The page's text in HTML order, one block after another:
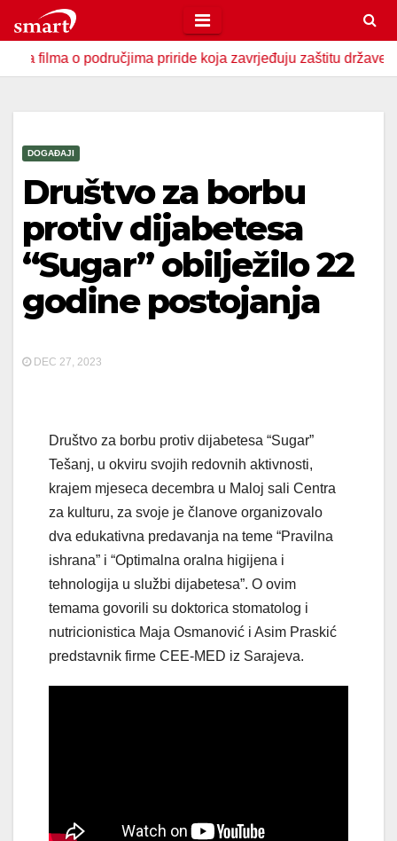
to
content
o područjima priride koja zavrjeđuju zaštitu države U
DOGAĐAJI
Društvo za borbu
protiv dijabetesa
“Sugar” obilježilo 22
godine postojanja
DEC 27, 2023
Društvo za borbu protiv dijabetesa “Sugar”
Tešanj, u okviru svojih redovnih aktivnosti,
krajem mjeseca decembra u Maloj sali Centra
za kulturu, za svoje je članove organizovalo
dva edukativna predavanja na teme “Pravilna
ishrana” i “Optimalna oralna higijena i
tehnologija u službi dijabetesa”. O ovim
temama govorili su doktorica stomatolog i
nutricionistica Maja Osmanović i Asim Praskić
predstavnik firme CEE-MED iz Sarajeva.